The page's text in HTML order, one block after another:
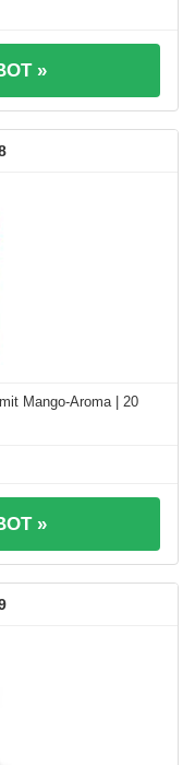
»
Mango-Aroma | 20
»